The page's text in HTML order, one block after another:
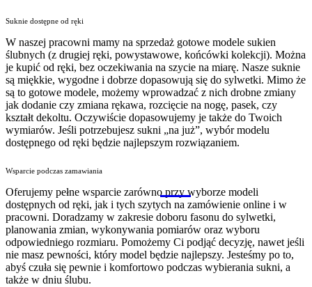
Suknie dostępne od ręki
W naszej pracowni mamy na sprzedaż gotowe modele sukien
ślubnych (z drugiej ręki, powystawowe, końcówki kolekcji). Można
je kupić od ręki, bez oczekiwania na szycie na miarę. Nasze suknie
są miękkie, wygodne i dobrze dopasowują się do sylwetki. Mimo że
są to gotowe modele, możemy wprowadzać z nich drobne zmiany
jak dodanie czy zmiana rękawa, rozcięcie na nogę, pasek, czy
kształt dekoltu. Oczywiście dopasowujemy je także do Twoich
wymiarów. Jeśli potrzebujesz sukni „na już”, wybór modelu
dostępnego od ręki będzie najlepszym rozwiązaniem.
Wsparcie podczas zamawiania
Oferujemy pełne wsparcie zarówno przy wyborze modeli
dostępnych od ręki, jak i tych szytych na zamówienie online i w
pracowni. Doradzamy w zakresie doboru fasonu do sylwetki,
planowania zmian, wykonywania pomiarów oraz wyboru
odpowiedniego rozmiaru. Pomożemy Ci podjąć decyzję, nawet jeśli
nie masz pewności, który model będzie najlepszy. Jesteśmy po to,
abyś czuła się pewnie i komfortowo podczas wybierania sukni, a
także w dniu ślubu.